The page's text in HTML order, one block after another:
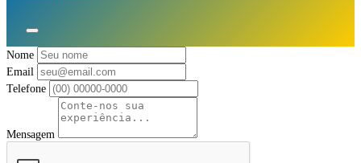
Nome
Email
Telefone
Mensagem